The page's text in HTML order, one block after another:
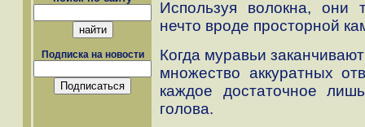
Подписка на новости
Используя волокна, они
нечто вроде просторной
Когда муравьи
множество аккуратных
каждое достаточное
голова.